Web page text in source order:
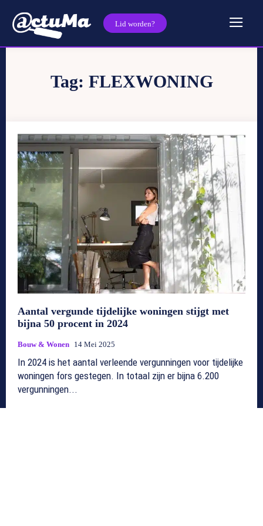
Lid worden?
Tag: FLEXWONING
Aantal vergunde tijdelijke woningen stijgt met
bijna 50 procent in 2024
Bouw & Wonen 14 Mei 2025
In 2024 is het aantal verleende vergunningen voor tijdelijke
woningen fors gestegen. In totaal zijn er bijna 6.200
vergunningen...